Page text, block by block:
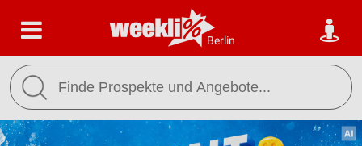
Berlin